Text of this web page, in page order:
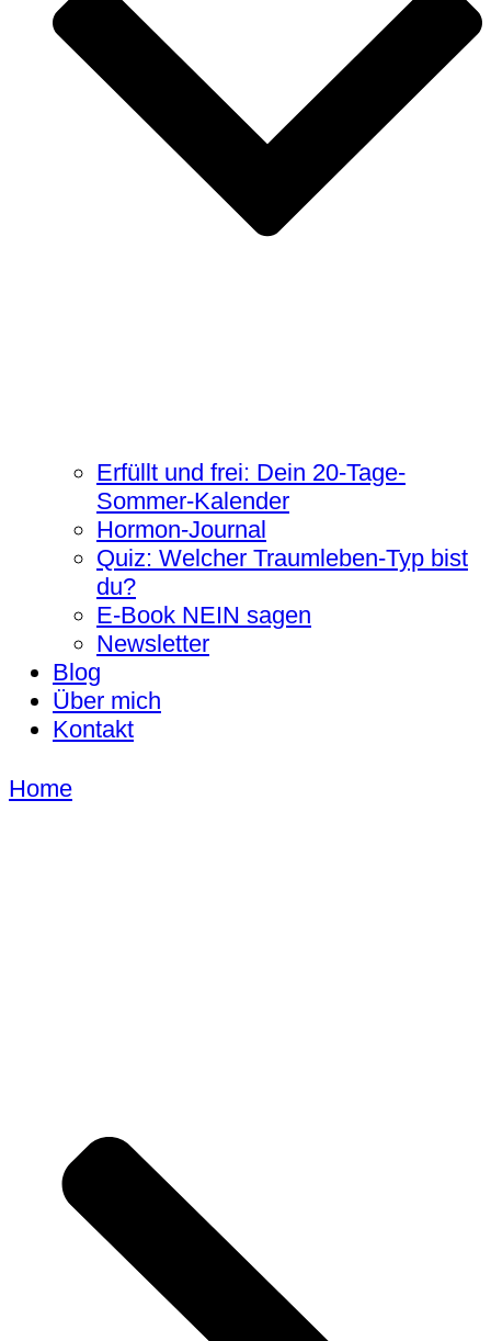
Erfüllt und frei: Dein 20-Tage-
Sommer-Kalender
Hormon-Journal
Quiz: Welcher Traumleben-Typ bist
du?
E-Book NEIN sagen
Newsletter
Blog
Über mich
Kontakt
Home